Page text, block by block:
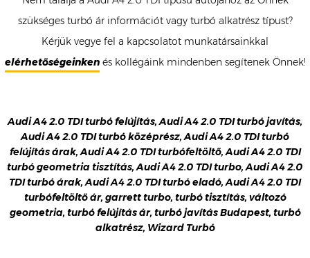
szükséges turbó ár információt vagy turbó alkatrész típust?
Kérjük vegye fel a kapcsolatot munkatársainkkal
elérhetőségeinkenés kollégáink mindenben segítenek Önnek!
Audi A4 2.0 TDI turbó felújítás, Audi A4 2.0 TDI turbó javítás,
Audi A4 2.0 TDI turbó középrész, Audi A4 2.0 TDI turbó
felújítás árak, Audi A4 2.0 TDI turbófeltöltő, Audi A4 2.0 TDI
turbó geometria tisztítás, Audi A4 2.0 TDI turbo, Audi A4 2.0
TDI turbó árak, Audi A4 2.0 TDI turbó eladó, Audi A4 2.0 TDI
turbófeltöltő ár, garrett turbo, turbó tisztítás, változó
geometria, turbó felújítás ár, turbó javítás Budapest, turbó
alkatrész, Wizard Turbó